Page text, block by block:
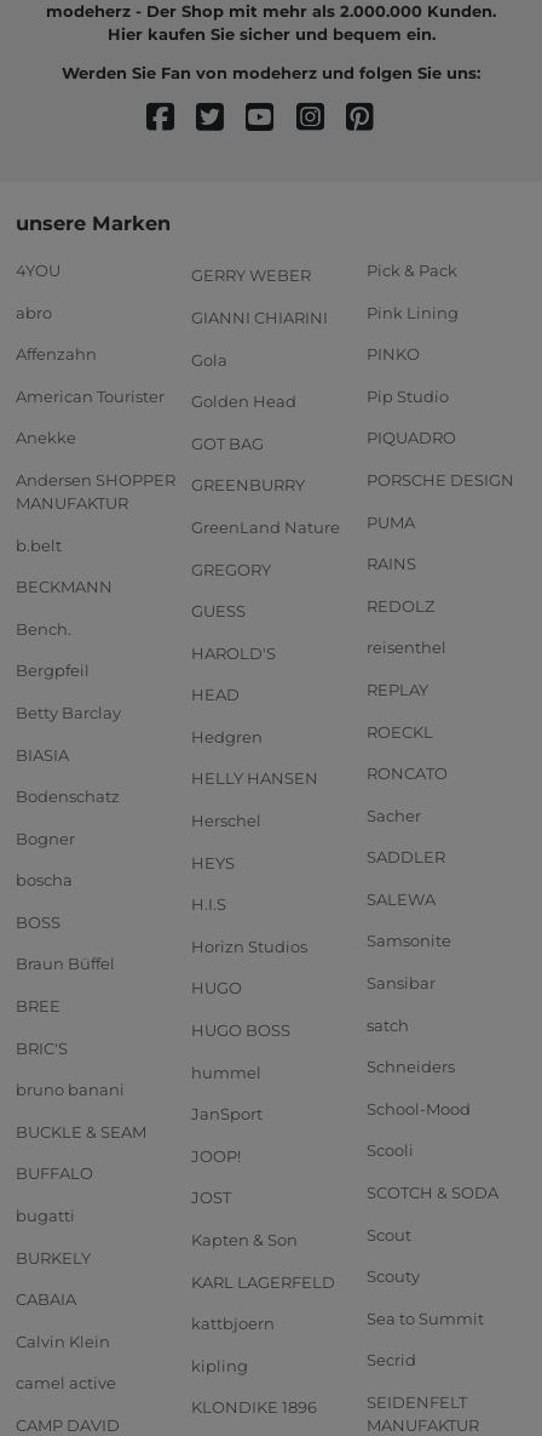
modeherz - Der Shop mit mehr als 2.000.000 Kunden.
Hier kaufen Sie sicher und bequem ein.
Werden Sie Fan von modeherz und folgen Sie uns:
unsere Marken
4YOU
abro
Affenzahn
American Tourister
Anekke
Andersen SHOPPER
MANUFAKTUR
b.belt
BECKMANN
Bench.
Bergpfeil
Betty Barclay
BIASIA
Bodenschatz
Bogner
boscha
BOSS
Braun Büffel
BREE
BRIC'S
bruno banani
BUCKLE & SEAM
BUFFALO
bugatti
BURKELY
CABAIA
Calvin Klein
camel active
CAMP DAVID
GERRY WEBER
GIANNI CHIARINI
Gola
Golden Head
GOT BAG
GREENBURRY
GreenLand Nature
GREGORY
GUESS
HAROLD'S
HEAD
Hedgren
HELLY HANSEN
Herschel
HEYS
H.I.S
Horizn Studios
HUGO
HUGO BOSS
hummel
JanSport
JOOP!
JOST
Kapten & Son
KARL LAGERFELD
kattbjoern
kipling
KLONDIKE 1896
Pick & Pack
Pink Lining
PINKO
Pip Studio
PIQUADRO
PORSCHE DESIGN
PUMA
RAINS
REDOLZ
reisenthel
REPLAY
ROECKL
RONCATO
Sacher
SADDLER
SALEWA
Samsonite
Sansibar
satch
Schneiders
School-Mood
Scooli
SCOTCH & SODA
Scout
Scouty
Sea to Summit
Secrid
SEIDENFELT
MANUFAKTUR